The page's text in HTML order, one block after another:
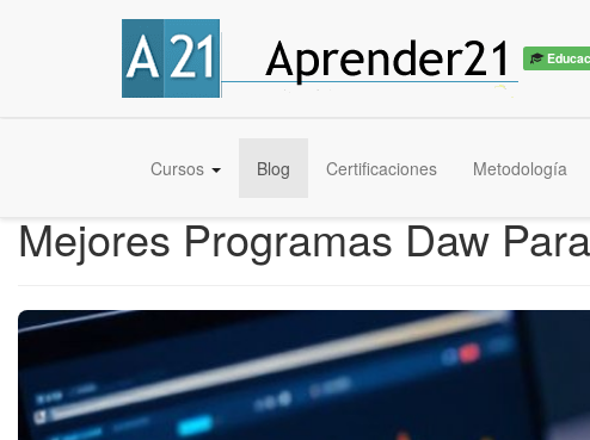
Cursos Blog Certificaciones Metodología
Mejores Programas Daw